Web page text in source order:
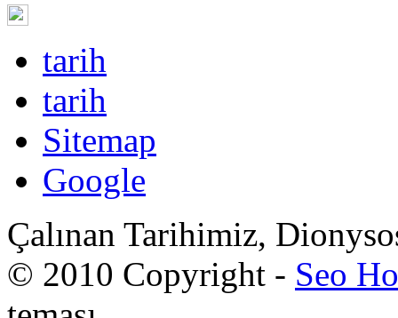
tarih
tarih
Sitemap
Google
Çalınan Tarihimiz,
© 2010 Copyright - Seo